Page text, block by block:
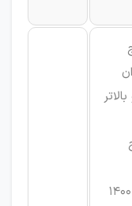
و بالاتر
استخدامی بنیاد شهید سال 1400